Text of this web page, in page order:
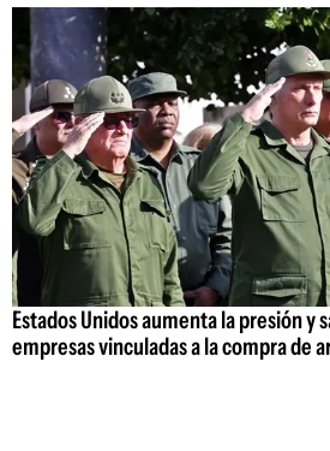
Estados Unidos aumenta la presión y
empresas vinculadas a la compra de